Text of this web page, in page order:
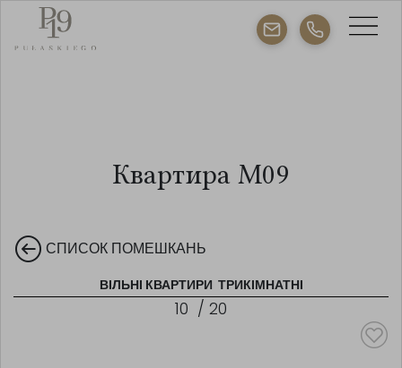
Квартира M09
СПИСОК ПОМЕШКАНЬ
ВІЛЬНІ КВАРТИРИ ТРИКІМНАТНІ
10 / 20